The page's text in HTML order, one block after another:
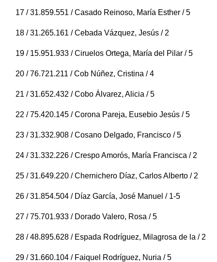
17 / 31.859.551 / Casado Reinoso, María Esther / 5
18 / 31.265.161 / Cebada Vázquez, Jesús / 2
19 / 15.951.933 / Ciruelos Ortega, María del Pilar / 5
20 / 76.721.211 / Cob Núñez, Cristina / 4
21 / 31.652.432 / Cobo Álvarez, Alicia / 5
22 / 75.420.145 / Corona Pareja, Eusebio Jesús / 5
23 / 31.332.908 / Cosano Delgado, Francisco / 5
24 / 31.332.226 / Crespo Amorós, María Francisca / 2
25 / 31.649.220 / Chernichero Díaz, Carlos Alberto / 2
26 / 31.854.504 / Díaz García, José Manuel / 1-5
27 / 75.701.933 / Dorado Valero, Rosa / 5
28 / 48.895.628 / Espada Rodríguez, Milagrosa de la / 2
29 / 31.660.104 / Faiquel Rodríguez, Nuria / 5